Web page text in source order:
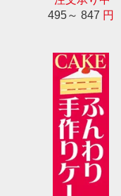
495～ 847 円